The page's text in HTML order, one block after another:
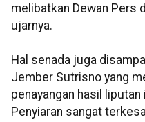
melibatkan Dewan Pers
ujarnya.
Hal senada juga
Jember Sutrisno yang
penayangan hasil
Penyiaran sangat